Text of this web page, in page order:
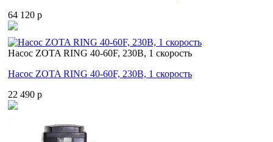
64 120 p
Насос ZOTA RING 40-60F, 230В, 1 скорость
Насос ZOTA RING 40-60F, 230В, 1 скорость
22 490 p